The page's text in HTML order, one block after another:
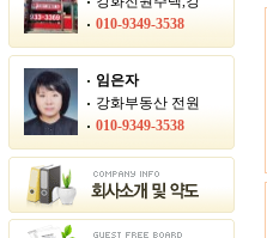
010-9349-3538
임은자
강화부동산 전원
010-9349-3538